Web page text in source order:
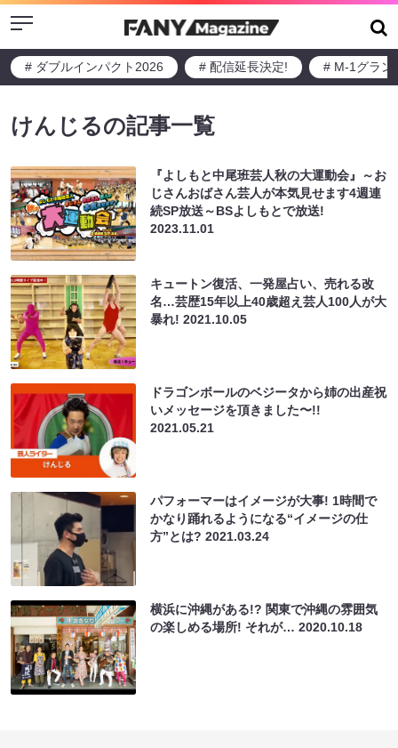
Menu
# ダブルインパクト2026 # 配信延長決定! # M-1グラン
けんじるの記事一覧
『よしもと中尾班芸人秋の大運動会』～お
じさんおばさん芸人が本気見せます4週連
続SP放送～BSよしもとで放送!
2023.11.01
キュートン復活、一発屋占い、売れる改
名…芸歴15年以上40歳超え芸人100人が大
暴れ!2021.10.05
ドラゴンボールのベジータから姉の出産祝
いメッセージを頂きました〜!!
2021.05.21
パフォーマーはイメージが大事! 1時間で
かなり踊れるようになる“イメージの仕
方”とは?2021.03.24
横浜に沖縄がある!? 関東で沖縄の雰囲気
の楽しめる場所! それが…2020.10.18